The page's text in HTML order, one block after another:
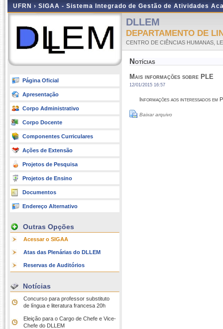
UFRN › SIGAA - Sistema Integrado de Gestão de Atividades
Página Oficial
Apresentação
Corpo Administrativo
Corpo Docente
Componentes Curriculares
Ações de Extensão
Projetos de Pesquisa
Projetos de Ensino
Documentos
Endereço Alternativo
Outras Opções
Acessar o SIGAA
Atas das Plenárias do DLLEM
Reservas de Auditórios
Notícias
Concurso para professor substituto
de língua e literatura francesa 20h
Eleição para o Cargo de Chefe e Vice-
Chefe do DLLEM
DLLEM
DEPARTAMENTO DE
CENTRO DE CIÊNCIAS HUMANAS,
Notícias
Mais informações sobre PLE
12/01/2015 16:57
Informações aos interessados em
Baixar arquivo